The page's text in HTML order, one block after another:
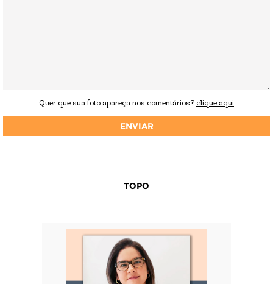
Quer que sua foto apareça nos comentários? clique aqui
TOPO